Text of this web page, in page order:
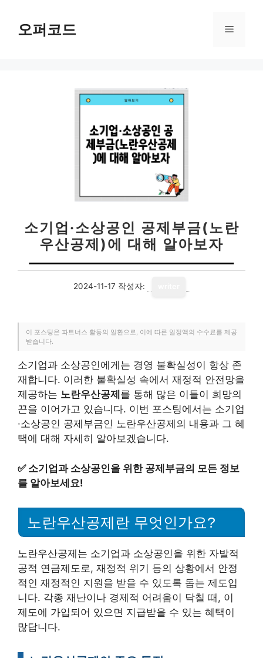
오퍼코드 메
소기업·소상공인 공제부금(노란
우산공제)에 대해 알아보자
2024-11-17 작성자:
이 포스팅은 파트너스 활동의 일환으로, 이에 따른 일정액의 수수료를 제공
받습니다.
소기업과 소상공인에게는 경영 불확실성이 항상 존
재합니다. 이러한 불확실성 속에서 재정적 안전망을
제공하는 노란우산공제 를 통해 많은 이들이 희망의
끈을 이어가고 있습니다. 이번 포스팅에서는 소기업
·소상공인 공제부금인 노란우산공제의 내용과 그 혜
택에 대해 자세히 알아보겠습니다.
✅ 소기업과 소상공인을 위한 공제부금의 모든 정보
를 알아보세요!
노란우산공제란 무엇인가요?
노란우산공제는 소기업과 소상공인을 위한 자발적
공적 연금제도로, 재정적 위기 등의 상황에서 안정
적인 재정적인 지원을 받을 수 있도록 돕는 제도입
니다. 각종 재난이나 경제적 어려움이 닥칠 때, 이
제도에 가입되어 있으면 지급받을 수 있는 혜택이
많답니다.